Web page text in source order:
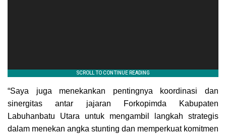
“Saya juga menekankan pentingnya koordinasi dan
sinergitas antar jajaran Forkopimda Kabupaten
Labuhanbatu Utara untuk mengambil langkah strategis
dalam menekan angka stunting dan memperkuat komitmen